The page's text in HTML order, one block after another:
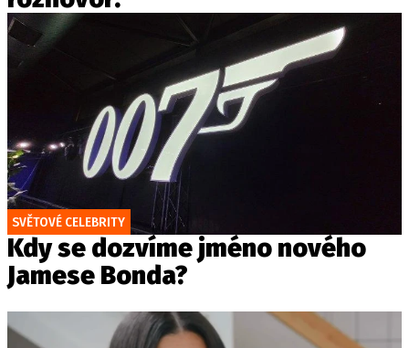
SVĚTOVÉ CELEBRITY
Kdy se dozvíme jméno nového
Jamese Bonda?